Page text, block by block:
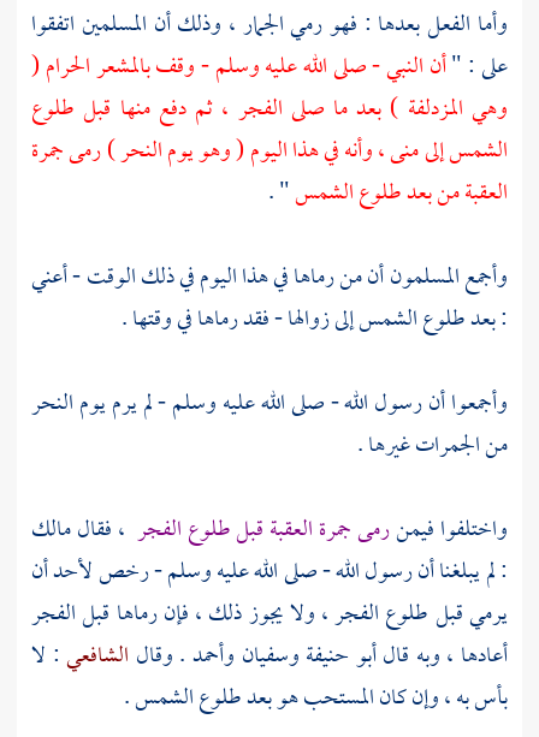
وأما الفعل بعدها : فهو رمي الجمار ، وذلك أن المسلمين اتفقوا
على : "أن النبي - صلى الله عليه وسلم - وقف بالمشعر الحرام (
وهي المزدلفة ) بعد ما صلى الفجر ، ثم دفع منها قبل طلوع
الشمس إلىمنى، وأنه في هذا اليوم ( وهو يوم النحر ) رمى جمرة
العقبة من بعد طلوع الشمس" .
وأجمع المسلمون أن من رماها في هذا اليوم في ذلك الوقت - أعني
: بعد طلوع الشمس إلى زوالها - فقد رماها في وقتها .
وأجمعوا أن رسول الله - صلى الله عليه وسلم - لم يرم يوم النحر
من الجمرات غيرها .
واختلفوا فيمنرمى جمرة العقبة قبل طلوع الفجر ، فقالمالك
: لم يبلغنا أن رسول الله - صلى الله عليه وسلم - رخص لأحد أن
يرمي قبل طلوع الفجر ، ولا يجوز ذلك ، فإن رماها قبل الفجر
أعادها ، وبه قالأبو حنيفةوسفيان وأحمد. وقال الشافعي: لا
بأس به ، وإن كان المستحب هو بعد طلوع الشمس .